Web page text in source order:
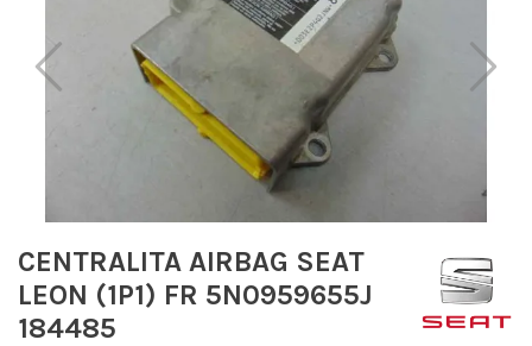
CENTRALITA AIRBAG SEAT
LEON (1P1) FR 5N0959655J
184485